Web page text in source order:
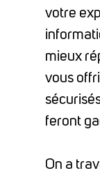
votre
mieux
vous
feront
On a